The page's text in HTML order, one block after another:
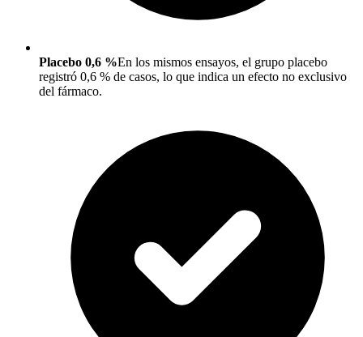
Placebo 0,6 %En los mismos ensayos, el grupo placebo
registró 0,6 % de casos, lo que indica un efecto no exclusivo
del fármaco.